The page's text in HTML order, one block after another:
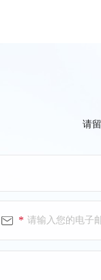
请
*